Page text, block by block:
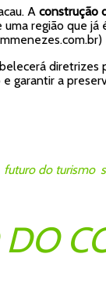
A construção
região que
diretrizes
garantir a
futuro do turismo,